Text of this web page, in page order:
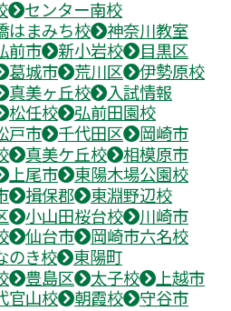
センター南校
はまみち校
神奈川教室
前市 新小岩校
目黒区
葛城市 荒川区
伊勢原校
真美ヶ丘校
入試情報
松任校
弘前田園校
戸市 千代田区
岡崎市
真美ケ丘校
相模原市
上尾市
東陽木場公園校
揖保郡
東淵野辺校
小山田桜台校
川崎市
仙台市
岡崎市六名校
のき校
東陽町
豊島区 太子校
上越市
官山校 朝霞校
守谷市